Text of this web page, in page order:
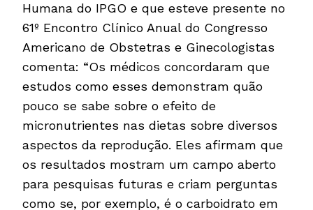
Humana do IPGO e que esteve presente no
61º Encontro Clínico Anual do Congresso
Americano de Obstetras e Ginecologistas
comenta: “Os médicos concordaram que
estudos como esses demonstram quão
pouco se sabe sobre o efeito de
micronutrientes nas dietas sobre diversos
aspectos da reprodução. Eles afirmam que
os resultados mostram um campo aberto
para pesquisas futuras e criam perguntas
como se, por exemplo, é o carboidrato em